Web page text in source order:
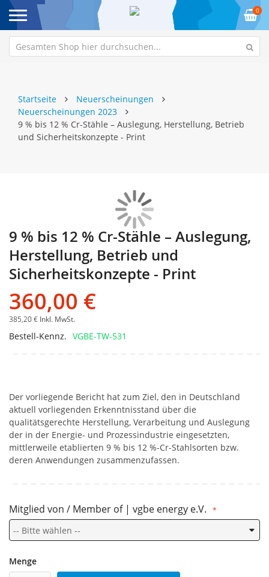
0
Startseite
Neuerscheinungen
Neuerscheinungen 2023
9 % bis 12 % Cr-Stähle – Auslegung, Herstellung, Betrieb
und Sicherheitskonzepte - Print
der
Bildgalerie
springen
9 % bis 12 % Cr-Stähle – Auslegung,
Herstellung, Betrieb und
Sicherheitskonzepte - Print
360,00 €
385,20 € Inkl. MwSt.
Bestell-Kennz. VGBE-TW-531
Der vorliegende Bericht hat zum Ziel, den in Deutschland
aktuell vorliegenden Erkenntnisstand über die
qualitätsgerechte Herstellung, Verarbeitung und Auslegung
der in der Energie- und Prozessindustrie eingesetzten,
mittlerweile etablierten 9 % bis 12 %-Cr-Stahlsorten bzw.
deren Anwendungen zusammenzufassen.
Mitglied von / Member of | vgbe energy e.V.
Menge